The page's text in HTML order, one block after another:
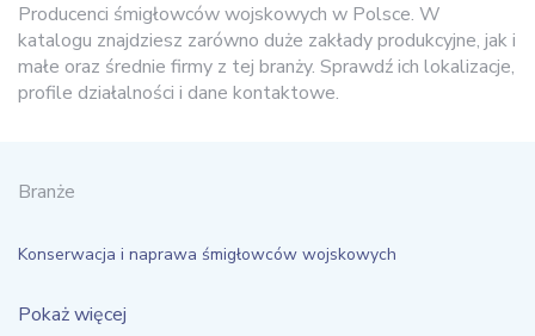
Producenci śmigłowców wojskowych w Polsce. W
katalogu znajdziesz zarówno duże zakłady produkcyjne, jak i
małe oraz średnie firmy z tej branży. Sprawdź ich lokalizacje,
profile działalności i dane kontaktowe.
Branże
Konserwacja i naprawa śmigłowców wojskowych
Pokaż więcej